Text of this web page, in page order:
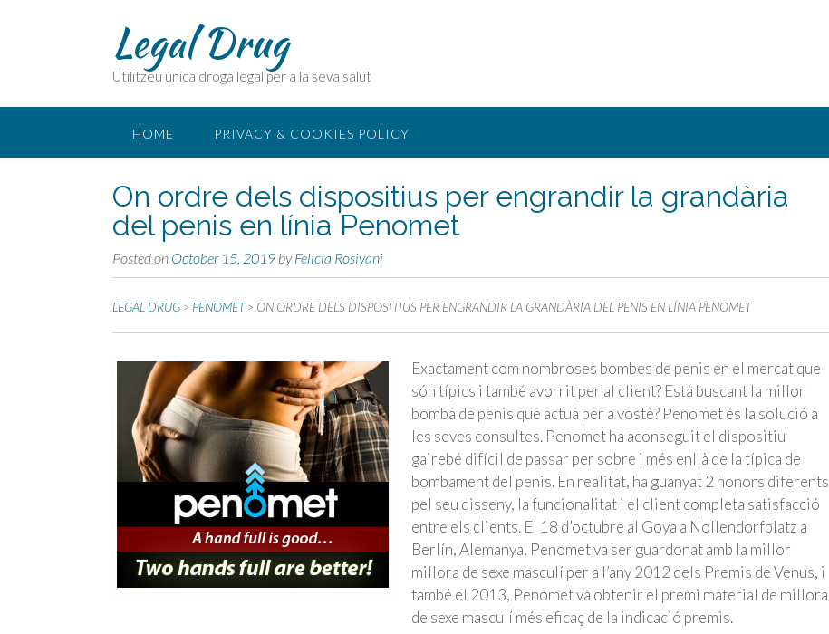
Legal Drug
Utilitzeu única droga legal per a la seva salut
HOME PRIVACY & COOKIES POLICY
On ordre dels dispositius per engrandir la grandària
del penis en línia Penomet
Posted on October 15, 2019 byFelicia Rosiyani
LEGAL DRUG > PENOMET > ON ORDRE DELS DISPOSITIUS PER ENGRANDIR LA GRANDÀRIA DEL PENIS EN LÍNIA PENOMET
Exactament com nombroses bombes de penis en el mercat que
són típics i també avorrit per al client? Està buscant la millor
bomba de penis que actua per a vostè? Penomet és la solució a
les seves consultes. Penomet ha aconseguit el dispositiu
gairebé difícil de passar per sobre i més enllà de la típica de
bombament del penis. En realitat, ha guanyat 2 honors diferents
pel seu disseny, la funcionalitat i el client completa satisfacció
entre els clients. El 18 d’octubre al Goya a Nollendorfplatz a
Berlín, Alemanya, Penomet va ser guardonat amb la millor
millora de sexe masculí per a l’any 2012 dels Premis de Venus, i
també el 2013, Penomet va obtenir el premi material de millora
de sexe masculí més eficaç de la indicació premis.